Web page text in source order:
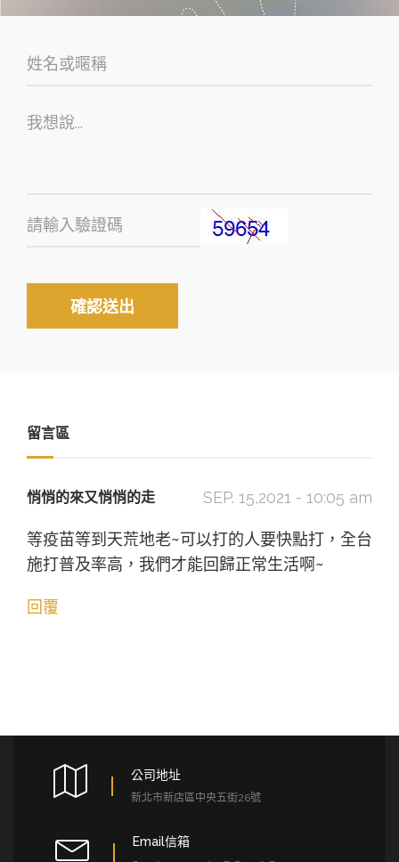
確認送出
留言區
SEP. 15,2021 - 10:05 am
悄悄的來又悄悄的走
等疫苗等到天荒地老~可以打的人要快點打，全台
施打普及率高，我們才能回歸正常生活啊~
回覆
公司地址
新北市新店區中央五街26號
Email信箱